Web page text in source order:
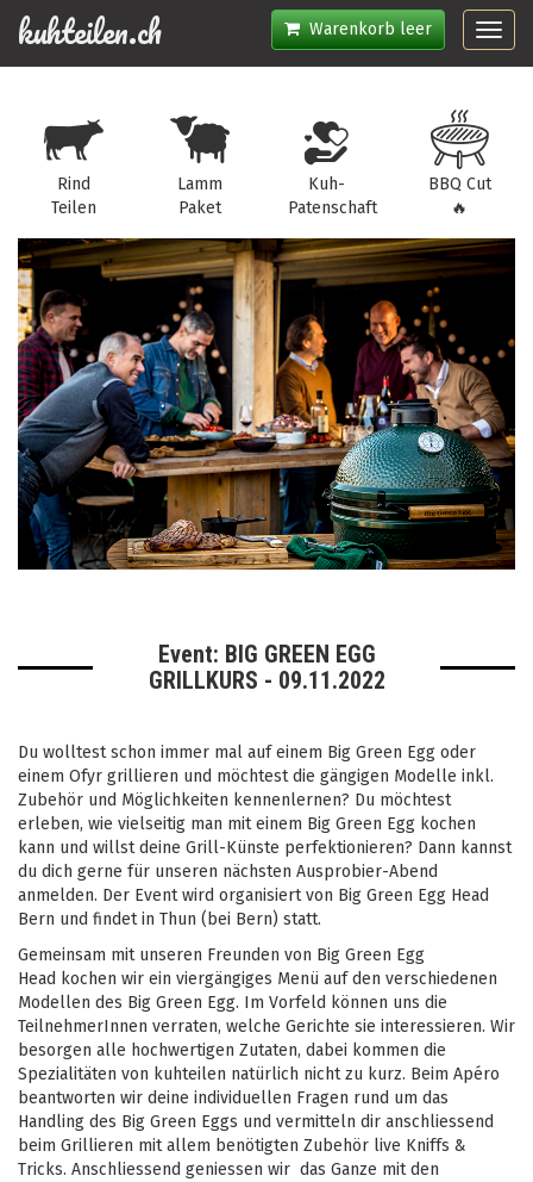
Warenkorb leer
kuhteilen.ch
Rind
Teilen
Lamm
Paket
Kuh-
Patenschaft
BBQ Cut
🔥
Event: BIG GREEN EGG
GRILLKURS - 09.11.2022
Du wolltest schon immer mal auf einem Big Green Egg oder
einem Ofyr grillieren und möchtest die gängigen Modelle inkl.
Zubehör und Möglichkeiten kennenlernen? Du möchtest
erleben, wie vielseitig man mit einem Big Green Egg kochen
kann und willst deine Grill-Künste perfektionieren? Dann kannst
du dich gerne für unseren nächsten Ausprobier-Abend
anmelden. Der Event wird organisiert von Big Green Egg Head
Bern und findet in Thun (bei Bern) statt.
Gemeinsam mit unseren Freunden von Big Green Egg
Head kochen wir ein viergängiges Menü auf den verschiedenen
Modellen des Big Green Egg. Im Vorfeld können uns die
TeilnehmerInnen verraten, welche Gerichte sie interessieren. Wir
besorgen alle hochwertigen Zutaten, dabei kommen die
Spezialitäten von kuhteilen natürlich nicht zu kurz. Beim Apéro
beantworten wir deine individuellen Fragen rund um das
Handling des Big Green Eggs und vermitteln dir anschliessend
beim Grillieren mit allem benötigten Zubehör live Kniffs &
Tricks. Anschliessend geniessen wir das Ganze mit den